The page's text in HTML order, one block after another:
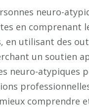
neuro-
en comprenant
en utilisant des
un soutien
neuro-atypiques
comprendre